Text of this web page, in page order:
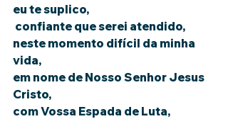
eu te suplico,
confiante que serei atendido,
neste momento difícil da minha
vida,
em nome de Nosso Senhor Jesus
Cristo,
com Vossa Espada de Luta,